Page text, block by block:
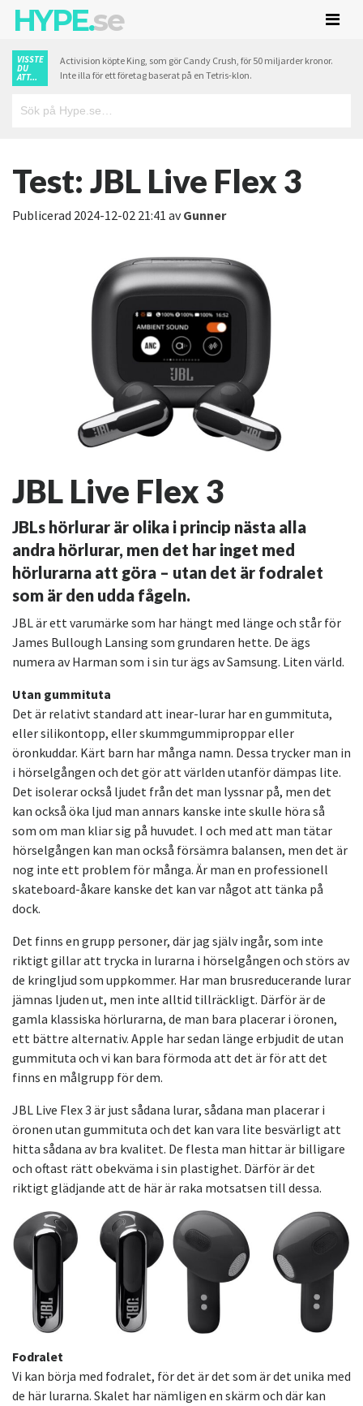
HYPE.se
VISSTE
DU
ATT...
Activision köpte King, som gör Candy Crush, för 50 miljarder kronor.
Inte illa för ett företag baserat på en Tetris-klon.
Test: JBL Live Flex 3
Publicerad 2024-12-02 21:41 avGunner
JBL Live Flex 3
JBLs hörlurar är olika i princip nästa alla
andra hörlurar, men det har inget med
hörlurarna att göra – utan det är fodralet
som är den udda fågeln.
JBL är ett varumärke som har hängt med länge och står för
James Bullough Lansing som grundaren hette. De ägs
numera av Harman som i sin tur ägs av Samsung. Liten värld.
Utan gummituta
Det är relativt standard att inear-lurar har en gummituta,
eller silikontopp, eller skummgummiproppar eller
öronkuddar. Kärt barn har många namn. Dessa trycker man in
i hörselgången och det gör att världen utanför dämpas lite.
Det isolerar också ljudet från det man lyssnar på, men det
kan också öka ljud man annars kanske inte skulle höra så
som om man kliar sig på huvudet. I och med att man tätar
hörselgången kan man också försämra balansen, men det är
nog inte ett problem för många. Är man en professionell
skateboard-åkare kanske det kan var något att tänka på
dock.
Det finns en grupp personer, där jag själv ingår, som inte
riktigt gillar att trycka in lurarna i hörselgången och störs av
de kringljud som uppkommer. Har man brusreducerande lurar
jämnas ljuden ut, men inte alltid tillräckligt. Därför är de
gamla klassiska hörlurarna, de man bara placerar i öronen,
ett bättre alternativ. Apple har sedan länge erbjudit de utan
gummituta och vi kan bara förmoda att det är för att det
finns en målgrupp för dem.
JBL Live Flex 3 är just sådana lurar, sådana man placerar i
öronen utan gummituta och det kan vara lite besvärligt att
hitta sådana av bra kvalitet. De flesta man hittar är billigare
och oftast rätt obekväma i sin plastighet. Därför är det
riktigt glädjande att de här är raka motsatsen till dessa.
Fodralet
Vi kan börja med fodralet, för det är det som är det unika med
de här lurarna. Skalet har nämligen en skärm och där kan